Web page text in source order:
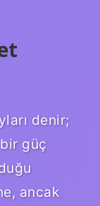
denir;
güç
ancak